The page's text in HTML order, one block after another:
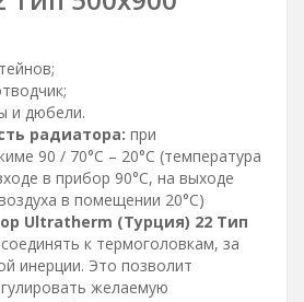
и дюбели.
радиатора: при
90 / 70°С – 20°С (температура
в прибор 90°С, на выходе
в помещении 20°С)
Ultratherm (Турция) 22 Тип
к термоголовкам, за
инерции. Это позволит
желаемую